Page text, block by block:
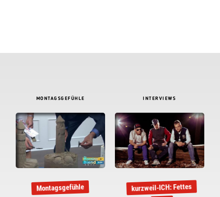
MONTAGSGEFÜHLE
Montagsgefühle
INTERVIEWS
kurzweil-ICH: Fettes